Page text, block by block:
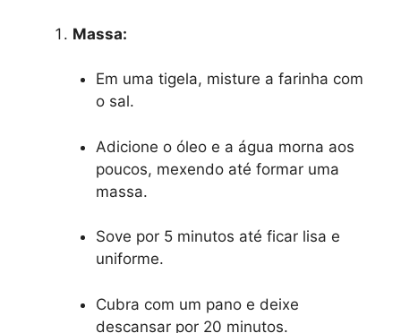
Massa:
Em uma tigela, misture a farinha com
o sal.
Adicione o óleo e a água morna aos
poucos, mexendo até formar uma
massa.
Sove por 5 minutos até ficar lisa e
uniforme.
Cubra com um pano e deixe
descansar por 20 minutos.